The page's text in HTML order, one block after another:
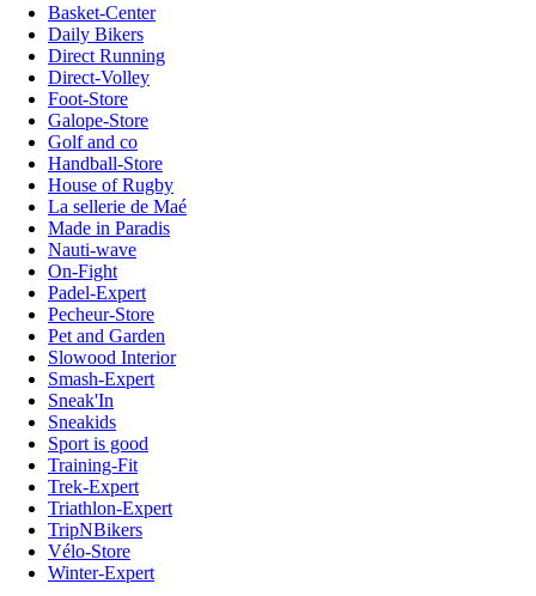
Basket-Center
Daily Bikers
Direct Running
Direct-Volley
Foot-Store
Galope-Store
Golf and co
Handball-Store
House of Rugby
La sellerie de Maé
Made in Paradis
Nauti-wave
On-Fight
Padel-Expert
Pecheur-Store
Pet and Garden
Slowood Interior
Smash-Expert
Sneak'In
Sneakids
Sport is good
Training-Fit
Trek-Expert
Triathlon-Expert
TripNBikers
Vélo-Store
Winter-Expert